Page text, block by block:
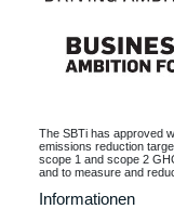
The SBTi has approved
emissions reduction
scope 1 and scope 2
and to measure and
Informationen